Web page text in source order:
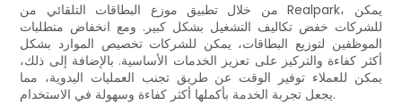
من خلال تطبيق موزع البطاقات التلقائي من Realpark، يمكن
للشركات خفض تكاليف التشغيل بشكل كبير. ومع انخفاض متطلبات
الموظفين لتوزيع البطاقات، يمكن للشركات تخصيص الموارد بشكل
أكثر كفاءة والتركيز على تعزيز الخدمات الأساسية. بالإضافة إلى ذلك،
يمكن للعملاء توفير الوقت عن طريق تجنب العمليات اليدوية، مما
يجعل تجربة الخدمة بأكملها أكثر كفاءة وسهولة في الاستخدام.